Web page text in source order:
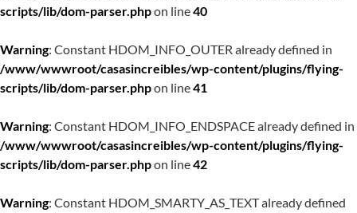
scripts/lib/dom-parser.phpon line40
Warning: Constant HDOM_INFO_OUTER already defined in
/www/wwwroot/casasincreibles/wp-content/plugins/flying-
scripts/lib/dom-parser.phpon line41
Warning: Constant HDOM_INFO_ENDSPACE already defined in
/www/wwwroot/casasincreibles/wp-content/plugins/flying-
scripts/lib/dom-parser.phpon line42
Warning: Constant HDOM_SMARTY_AS_TEXT already defined